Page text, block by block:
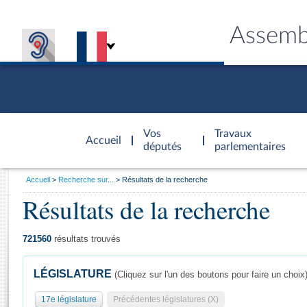
Accueil
d'accueil
Vos
députés
Travaux
parlementaires
Général
Vous
Accueil Recherche sur... Résultats de la recherche
Résultats de la recherche
721560 résultats trouvés
LÉGISLATURE (Cliquez sur l'un des boutons pour faire un choix)
17e législature Précédentes législatures (X)